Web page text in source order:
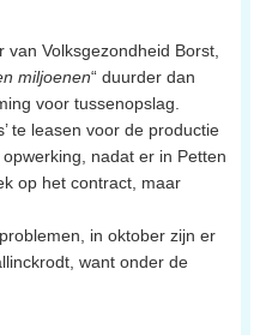
Volksgezondheid Borst,
miljoenen“ duurder dan
voor tussenopslag.
te leasen voor de productie
nadat er in Petten
op het contract, maar
in oktober zijn er
want onder de